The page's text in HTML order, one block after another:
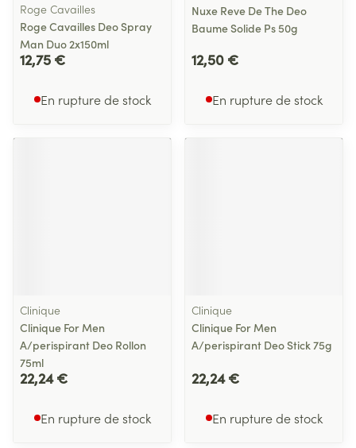
Roge Cavailles
Roge Cavailles Deo Spray
Man Duo 2x150ml
12,75 €
En rupture de stock
Nuxe Reve De The Deo
Baume Solide Ps 50g
12,50 €
En rupture de stock
Clinique
Clinique For Men
A/perispirant Deo Rollon
75ml
22,24 €
En rupture de stock
Clinique
Clinique For Men
A/perispirant Deo Stick 75g
22,24 €
En rupture de stock